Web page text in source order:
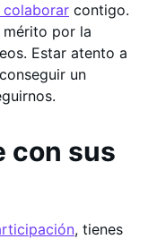
colaborar contigo.
mérito por la
Estar atento a
un
con sus
, tienes